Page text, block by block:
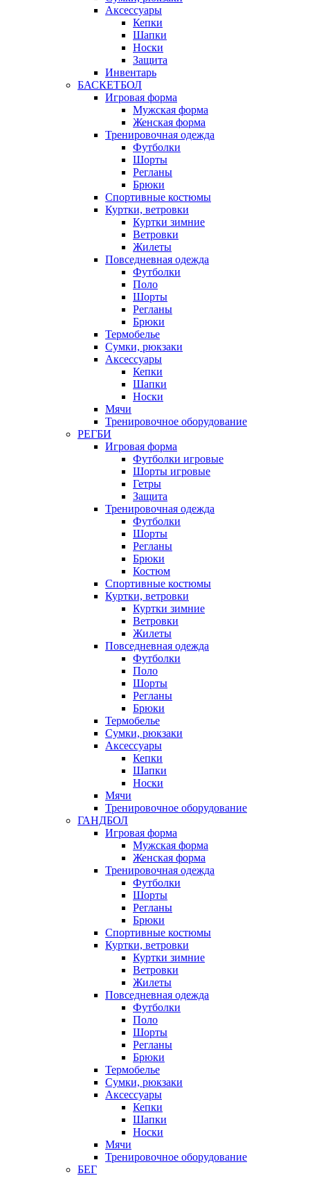
Аксессуары
Кепки
Шапки
Носки
Защита
Инвентарь
БАСКЕТБОЛ
Игровая форма
Мужская форма
Женская форма
Тренировочная одежда
Футболки
Шорты
Регланы
Брюки
Спортивные костюмы
Куртки, ветровки
Куртки зимние
Ветровки
Жилеты
Повседневная одежда
Футболки
Поло
Шорты
Регланы
Брюки
Термобелье
Сумки, рюкзаки
Аксессуары
Кепки
Шапки
Носки
Мячи
Тренировочное оборудование
РЕГБИ
Игровая форма
Футболки игровые
Шорты игровые
Гетры
Защита
Тренировочная одежда
Футболки
Шорты
Регланы
Брюки
Костюм
Спортивные костюмы
Куртки, ветровки
Куртки зимние
Ветровки
Жилеты
Повседневная одежда
Футболки
Поло
Шорты
Регланы
Брюки
Термобелье
Сумки, рюкзаки
Аксессуары
Кепки
Шапки
Носки
Мячи
Тренировочное оборудование
ГАНДБОЛ
Игровая форма
Мужская форма
Женская форма
Тренировочная одежда
Футболки
Шорты
Регланы
Брюки
Спортивные костюмы
Куртки, ветровки
Куртки зимние
Ветровки
Жилеты
Повседневная одежда
Футболки
Поло
Шорты
Регланы
Брюки
Термобелье
Сумки, рюкзаки
Аксессуары
Кепки
Шапки
Носки
Мячи
Тренировочное оборудование
БЕГ